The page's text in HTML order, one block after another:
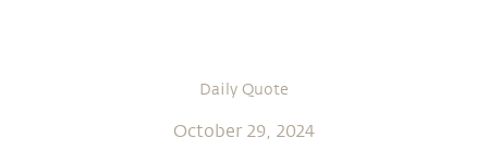
Daily Quote
October 29, 2024